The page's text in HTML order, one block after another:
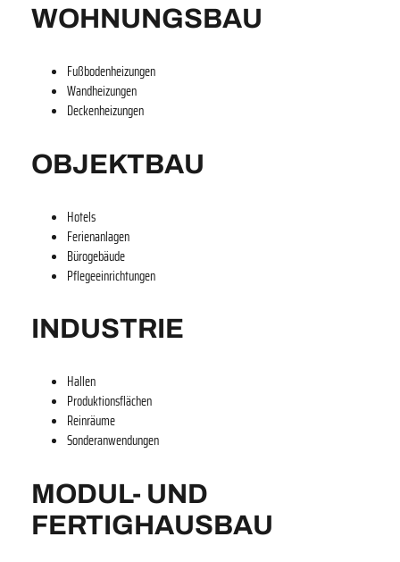
WOHNUNGSBAU
Fußbodenheizungen
Wandheizungen
Deckenheizungen
OBJEKTBAU
Hotels
Ferienanlagen
Bürogebäude
Pflegeeinrichtungen
INDUSTRIE
Hallen
Produktionsflächen
Reinräume
Sonderanwendungen
MODUL- UND
FERTIGHAUSBAU